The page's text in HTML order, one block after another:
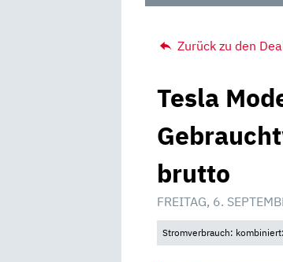
Zurück zu den
Tesla
brutto
FREITAG, 6.
Stromverbrauch: